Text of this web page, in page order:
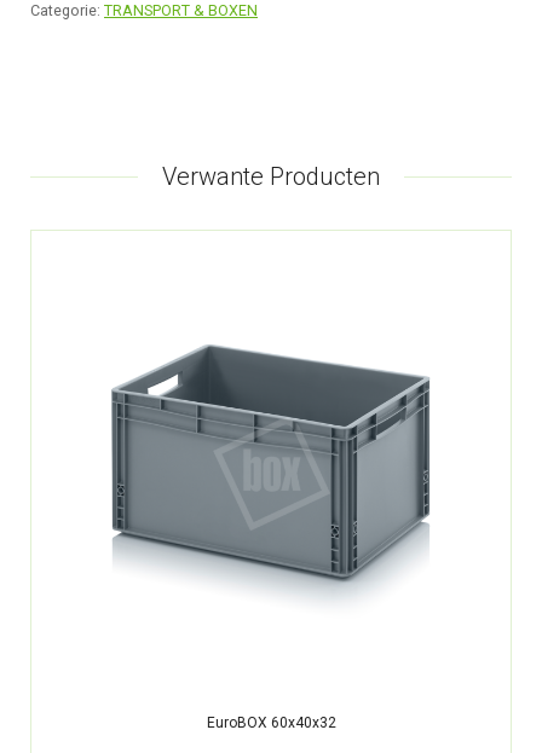
Categorie: TRANSPORT & BOXEN
Verwante Producten
EuroBOX 60x40x32